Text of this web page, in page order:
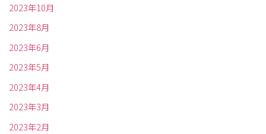
2023年10月
2023年8月
2023年6月
2023年5月
2023年4月
2023年3月
2023年2月